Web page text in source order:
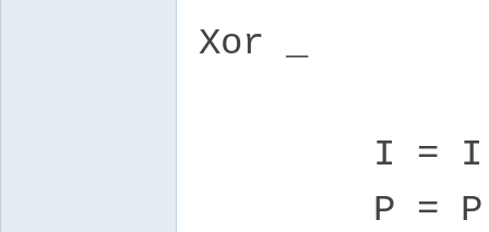
Xor _
I = I
P = P